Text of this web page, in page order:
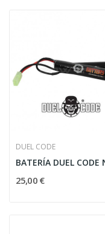
DUEL CODE
25,00 €